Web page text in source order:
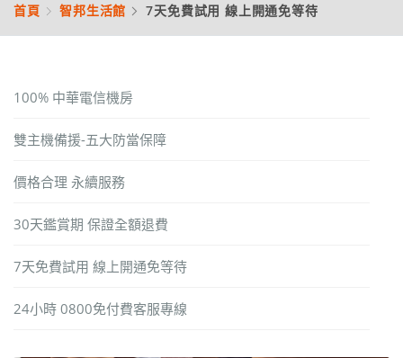
首頁 智邦生活館 7天免費試用 線上開通免等待
100% 中華電信機房
雙主機備援-五大防當保障
價格合理 永續服務
30天鑑賞期 保證全額退費
7天免費試用 線上開通免等待
24小時 0800免付費客服專線